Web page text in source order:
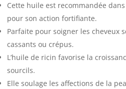
Cette huile est recommandée
pour son action fortifiante.
Parfaite pour soigner les cheveux
cassants ou crépus.
L’huile de ricin favorise la
sourcils.
Elle soulage les affections de la